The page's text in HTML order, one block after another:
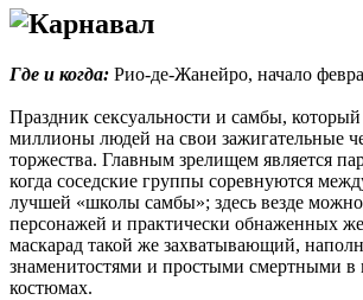
Где и когда: Рио-де-Жанейро, начало
Праздник сексуальности и самбы,
миллионы людей на свои зажигательные
торжества. Главным зрелищем является
когда соседские группы соревнуются
лучшей «школы самбы»; здесь везде
персонажей и практически обнаженных
маскарад такой же захватывающий,
знаменитостями и простыми смертными в
костюмах.